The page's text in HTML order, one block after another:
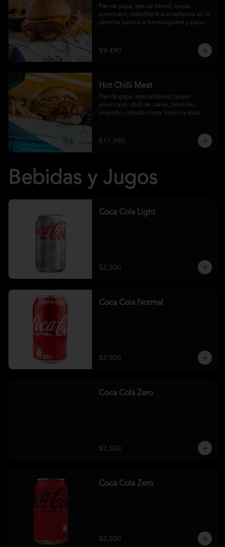
Pan de papa, special blend, queso
americano, cebollita fina smasheada en la
plancha junto a la hamburguesa y papas
$9.490
Hot Chilli Meat
Pan de papa, special blend, queso
americano, chilli de carne, pepinillo,
jalapeño, cebolla crispy, tocino y salsa
$11.990
Bebidas y Jugos
Coca Cola Light
$2.500
Coca Cola Normal
$2.500
Coca Cola Zero
$2.500
Coca Cola Zero
$2.500